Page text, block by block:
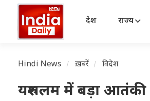
देश राज्य
Hindi News ख़बरें विदेश
यरुशलम में बड़ा आतंकी